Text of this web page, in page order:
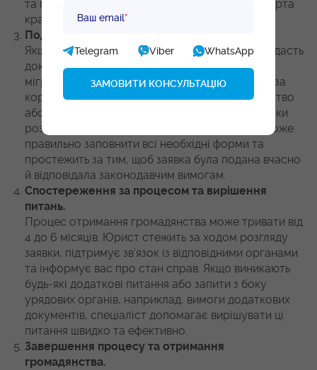
та підтверджують підставу оформлення паспорта
країни.
Подання заявки.
Якщо ви перебуваєте у Вірменії, спеціаліст подасть
документи в місцеве відділення поліції або
міграційну службу. У разі вашого проживання за
кордоном заяву можна подати через консульство
або посольство Вірменії, але це збільшує строки
розгляду приблизно на 4 місяці. Юрист допоможе
правильно заповнити всі необхідні форми та
простежить за тим, щоб заявка була подана вчасно
й відповідала законодавчим вимогам.
Спостереження за процесом та вирішення
питань.
Процес отримання громадянства може тривати від
4 до 6 місяців. Юрист стежить за ходом розгляду
заявки, підтримує зв’язок із відповідними органами
та інформує вас про стан справ. Якщо виникають
будь-які додаткові питання або запити з боку
урядових органів, наприклад, вимоги додаткових
документів, спеціаліст допомагає вирішувати ці
питання швидко та ефективно.
Завершення процесу та отримання
громадянства.
Ваш email*
Telegram Viber WhatsApp